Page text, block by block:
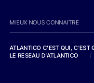
MIEUX NOUS CONNAITRE
ATLANTICO C'EST QUI, C'EST
LE RESEAU D'ATLANTICO
/